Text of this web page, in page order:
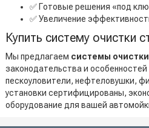
✅ Готовые решения «под
✅ Увеличение
Купить систему очистки
Мы предлагаем системы
законодательства и
пескоуловители, нефтеловушки,
установки сертифицированы,
оборудование для вашей